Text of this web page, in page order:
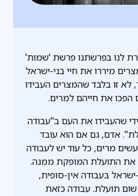
לנו בפרשתנו פרשת 'שמות'
מיררו את חיי בני-ישראל
לא זו בלבד שהמצרים העבידו
את חייהם למרים.
שהעבידו את העם ב"עבודה
אדם, גם אם הוא עובד
מרים, כל עוד יש לעבודה
את התועלת המופקת ממנה.
בעבודה אין-סופית,
תועלת. עבודה כזאת